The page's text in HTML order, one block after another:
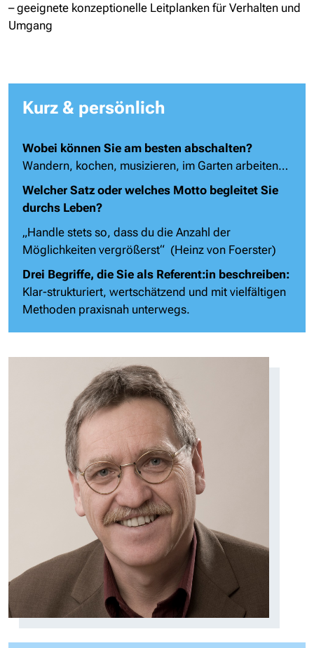
– geeignete konzeptionelle Leitplanken für Verhalten und
Umgang
Kurz & persönlich
Wobei können Sie am besten abschalten?
Wandern, kochen, musizieren, im Garten arbeiten…
Welcher Satz oder welches Motto begleitet Sie
durchs Leben?
„Handle stets so, dass du die Anzahl der
Möglichkeiten vergrößerst“ (Heinz von Foerster)
Drei Begriffe, die Sie als Referent:in beschreiben:
Klar-strukturiert, wertschätzend und mit vielfältigen
Methoden praxisnah unterwegs.